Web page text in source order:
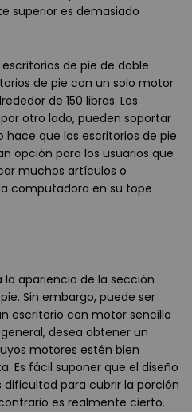
superior es demasiado
de pie de doble
de pie con un solo motor
de 150 libras. Los
otro lado, pueden soportar
hace que los escritorios de pie
opción para los usuarios que
muchos artículos o
computadora en su tope
la apariencia de la sección
Sin embargo, puede ser
escritorio con motor sencillo
desea obtener un
motores estén bien
Es fácil suponer que el diseño
para cubrir la porción
es realmente cierto.